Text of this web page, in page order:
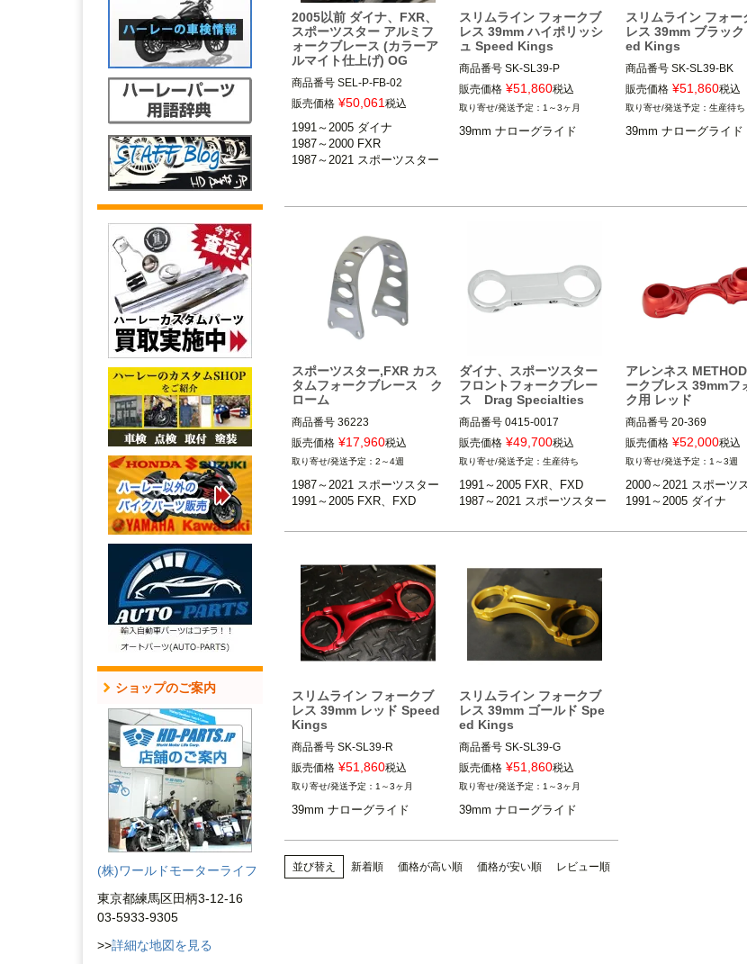
ショップのご案内
(株)ワールドモーターライフ
東京都練馬区田柄3-12-16
03-5933-9305
>>詳細な地図を見る
2005以前 ダイナ、FXR、
スポーツスター アルミフ
ォークブレース (カラーア
ルマイト仕上げ) OG
商品番号 SEL-P-FB-02
販売価格 ¥50,061 税込
1991～2005 ダイナ
1987～2000 FXR
1987～2021 スポーツスター
スリムライン フォークブ
レス 39mm ハイポリッシ
ュ Speed Kings
商品番号 SK-SL39-P
39mm ナローグライド
2000～2021 スポーツスター
1991～2005 ダイナ
販売価格 ¥51,860税込
1～3ヶ月
39mm ナローグライド
スリムライン フォー
レス 39mm ブラッ
ed Kings
商品番号SK-SL39-BK
39mm ナローグライド
2000～2021 スポーツス
1991～2005 ダイナ
販売価格 ¥51,860税込
生産待ち
39mm ナローグライド
スポーツスター,FXR カス
タムフォークブレース ク
ローム
商品番号 36223
1991～2005 FXR、FXDモデル
※FXRT、FXDWGは除く
1987～2021 スポーツスター
※XL1200X、2011年以降 XL1
販売価格 ¥17,960税込
2～4週
1987～2021 スポーツスター
1991～2005 FXR、FXD
ダイナ、スポーツスター
フロントフォークブレー
ス Drag Specialties
商品番号 0415-0017
1991～2005 FXR、FXD
※FXRTは不可
※XL1200CX、XL1200X/S、2
は不可
Drag Specialties（ドラッグス
ペシャリティーズ）
販売価格 ¥49,700税込
生産待ち
1991～2005 FXR、FXD
1987～2021 スポーツスター
アレンネス
ークブレス 39mmフ
ク用 レッド
商品番号20-369
39mmフロントフォーク
着車。
※ワイドフォークおよび
ークブーツ装着車不可
販売価格 ¥52,000税込
1～3週
2000～2021 スポーツ
1991～2005 ダイナ
スリムライン フォークブ
レス 39mm レッド Speed
Kings
商品番号 SK-SL39-R
39mm ナローグライド
2000～2021 スポーツスター
1991～2005 ダイナ
Speed Kings cycle（スピード
キングサイクル）
販売価格 ¥51,860税込
1～3ヶ月
39mm ナローグライド
スリムライン フォークブ
レス 39mm ゴールド Spe
ed Kings
商品番号 SK-SL39-G
39mm ナローグライド
2000～2021 スポーツスター
1991～2005 ダイナ
Speed Kings cycle（スピード
キングサイクル）
販売価格 ¥51,860税込
1～3ヶ月
39mm ナローグライド
並び替え 新着順 価格が高い順 価格が安い順 レビュー順